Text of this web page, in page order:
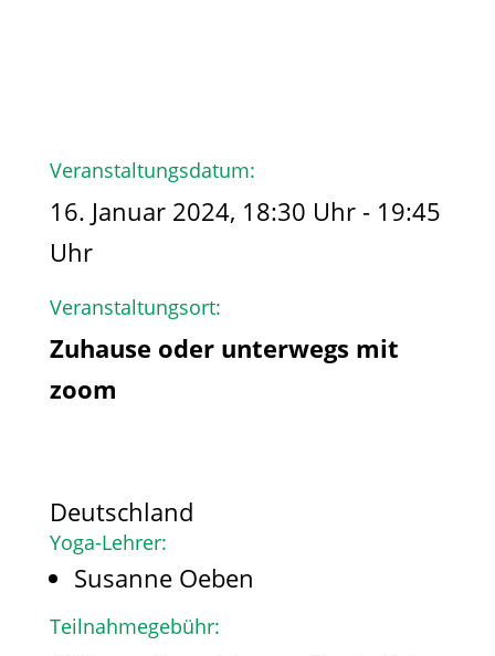
Veranstaltungsdatum:
16. Januar 2024, 18:30 Uhr - 19:45
Uhr
Veranstaltungsort:
Zuhause oder unterwegs mit
zoom
Deutschland
Yoga-Lehrer:
Susanne Oeben
Teilnahmegebühr: